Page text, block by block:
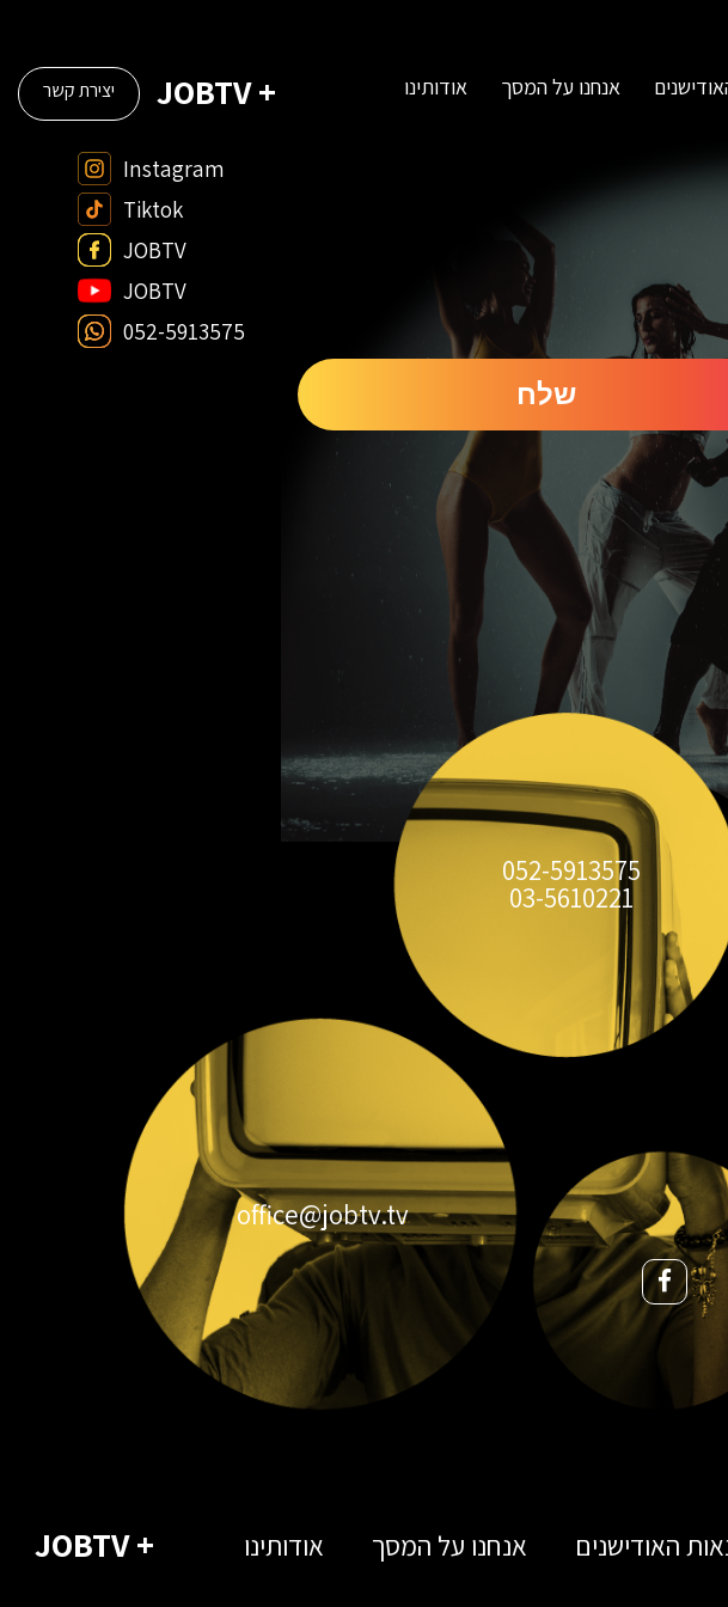
אנחנו על המסך אודותינו + JOBTV יצירת קשר
Instagram
Tiktok
JOBTV
JOBTV
052-5913575
052-5913575
03-5610221
office@jobtv.tv
האודישנים אנחנו על המסך אודותינו + JOBTV